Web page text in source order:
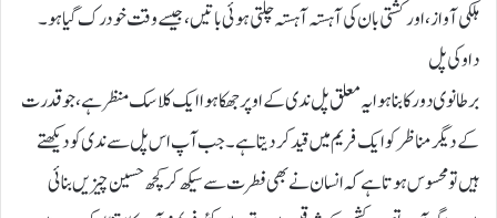
ہلکی آواز، اور کشتی بان کی آہستہ آہستہ چلتی ہوئی باتیں، جیسے وقت خود رک گیا ہو۔
داوکی پل
برطانوی دور کا بنا ہوا یہ معلق پل ندی کے اوپر جھکا ہوا ایک کلاسک منظرہے، جو قدرت
کےدیگرمناظر کو ایک فریم میں قید کر دیتا ہے۔ جب آپ اس پل سے ندی کو دیکھتے
ہیں تو محسوس ہوتا ہے کہ انسان نے بھی فطرت سے سیکھ کر کچھ حسین چیزیں بنائی